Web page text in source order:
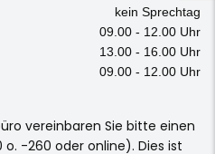
kein Sprechtag
09.00 - 12.00 Uhr
13.00 - 16.00 Uhr
09.00 - 12.00 Uhr
vereinbaren Sie bitte einen
o. -260 oder online). Dies ist